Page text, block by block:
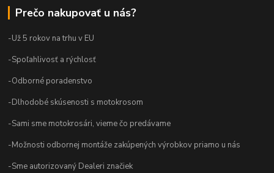
Prečo nakupovať u nás?
-Už 5 rokov na trhu v EU
-Spoľahlivosť a rýchlosť
-Odborné poradenstvo
-Dlhodobé skúsenosti s motokrosom
-Sami sme motokrosári, vieme čo predávame
-Možnosti odbornej montáže zakúpených výrobkov priamo u nás
-Sme autorizovaný Dealeri značiek